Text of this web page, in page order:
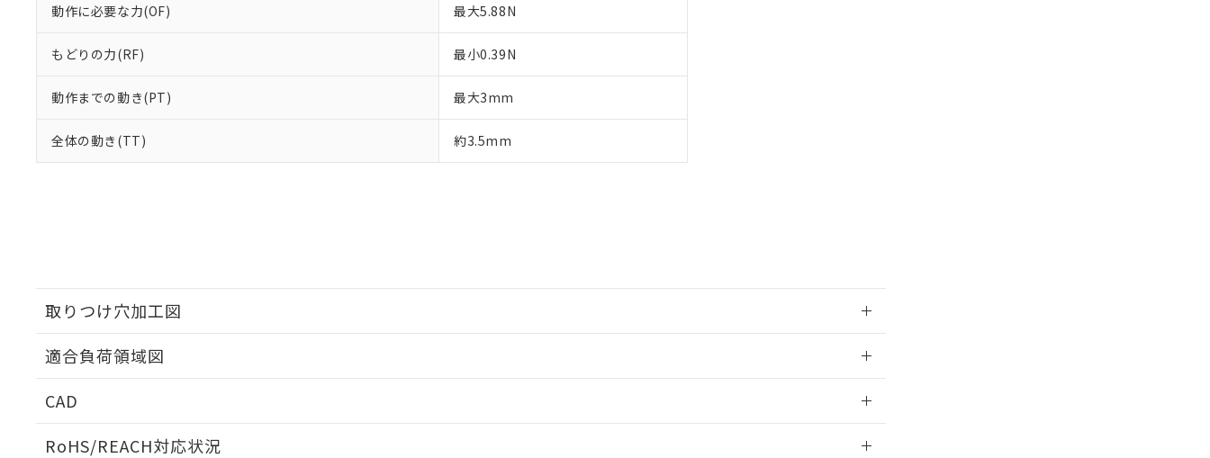
動作に必要な力(OF) 最大5.88N
もどりの力(RF) 最小0.39N
動作までの動き(PT) 最大3mm
全体の動き(TT) 約3.5mm
取りつけ穴加工図
適合負荷領域図
CAD
RoHS/REACH対応状況